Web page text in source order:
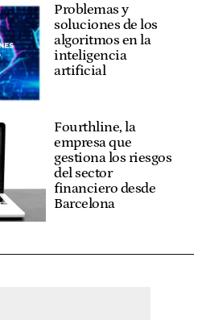
Problemas y
soluciones de los
algoritmos en la
inteligencia
artificial
Fourthline, la
empresa que
gestiona los riesgos
del sector
financiero desde
Barcelona